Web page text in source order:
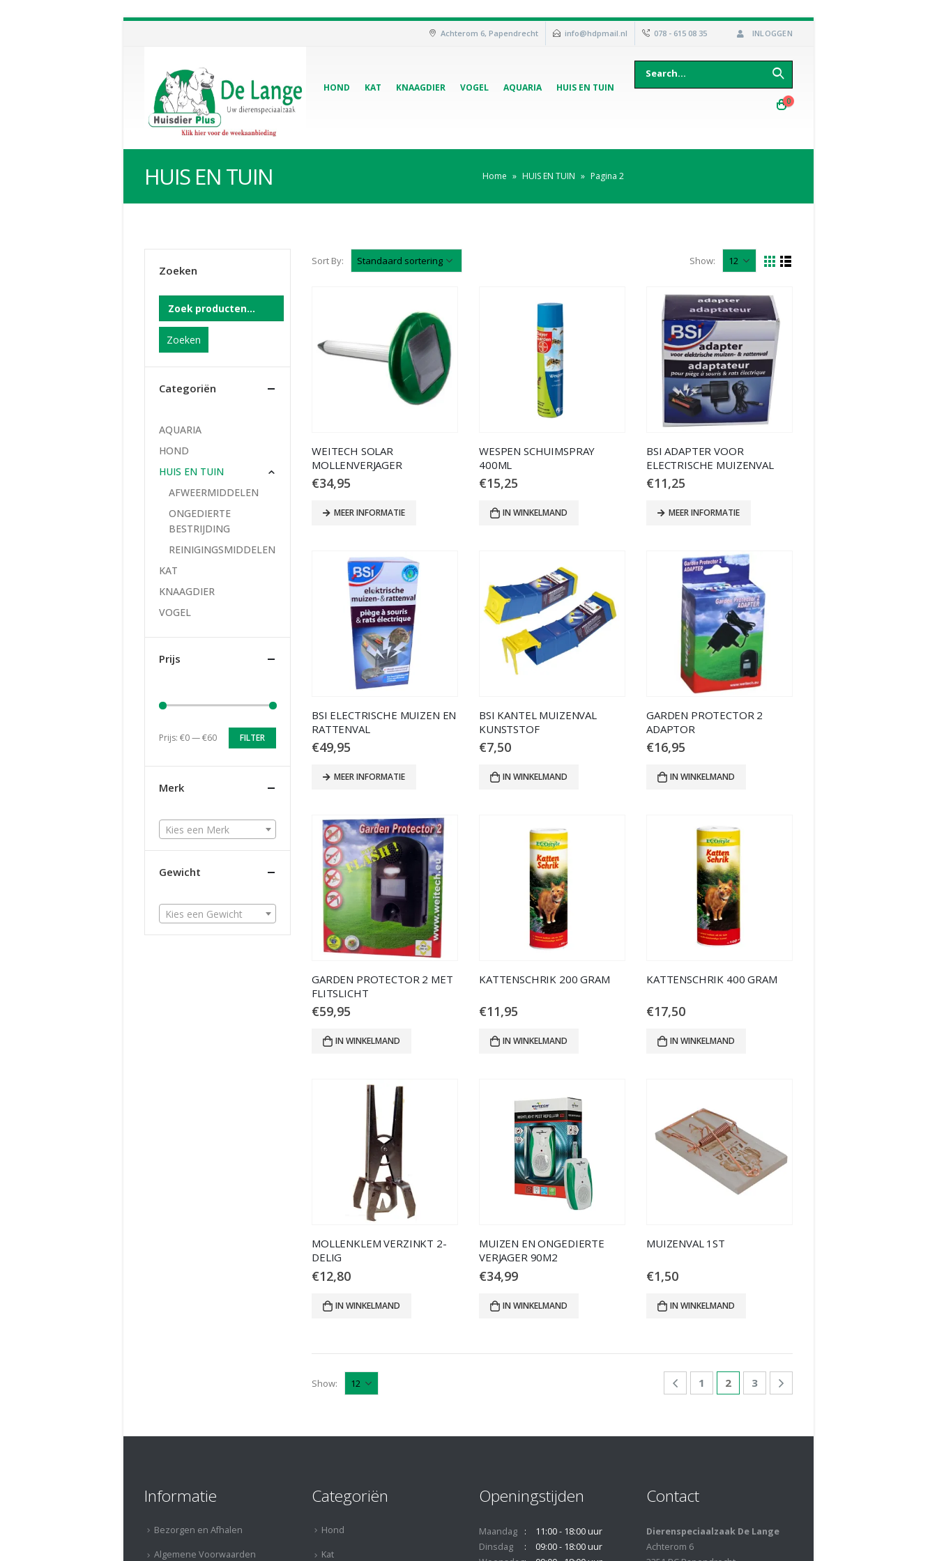
Achterom 6, Papendrecht info@hdpmail.nl 078 - 615 08 35 INLOGGEN
HOND KAT KNAAGDIER VOGEL AQUARIA HUIS EN TUIN
0
HUIS EN TUIN Home » HUIS EN TUIN » Pagina 2
Sort By: Show:
WEITECH SOLAR
MOLLENVERJAGER
€34,95
MEER INFORMATIE
WESPEN SCHUIMSPRAY
400ML
€15,25
IN WINKELMAND
BSI ADAPTER VOOR
ELECTRISCHE MUIZENVAL
€11,25
MEER INFORMATIE
BSI ELECTRISCHE MUIZEN EN
RATTENVAL
€49,95
MEER INFORMATIE
BSI KANTEL MUIZENVAL
KUNSTSTOF
€7,50
IN WINKELMAND
GARDEN PROTECTOR 2
ADAPTOR
€16,95
IN WINKELMAND
GARDEN PROTECTOR 2 MET
FLITSLICHT
€59,95
IN WINKELMAND
KATTENSCHRIK 200 GRAM
€11,95
IN WINKELMAND
KATTENSCHRIK 400 GRAM
€17,50
IN WINKELMAND
MOLLENKLEM VERZINKT 2-
DELIG
€12,80
IN WINKELMAND
MUIZEN EN ONGEDIERTE
VERJAGER 90M2
€34,99
IN WINKELMAND
MUIZENVAL 1ST
€1,50
IN WINKELMAND
Show: 1 2 3
Zoeken
Zoeken
Categoriën
AQUARIA
HOND
HUIS EN TUIN
AFWEERMIDDELEN
ONGEDIERTE
BESTRIJDING
REINIGINGSMIDDELEN
KAT
KNAAGDIER
VOGEL
Prijs
FILTER
Prijs: €0—€60
Merk
Kies een Merk
Gewicht
Kies een Gewicht
Informatie
Bezorgen en Afhalen
Algemene Voorwaarden
Categoriën
Hond
Kat
Openingstijden
Maandag
11:00 - 18:00 uur
Dinsdag
09:00 - 18:00 uur
Contact
Dierenspeciaalzaak De Lange
Achterom 6